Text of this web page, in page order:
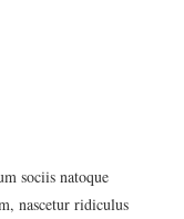
sociis natoque
nascetur ridiculus